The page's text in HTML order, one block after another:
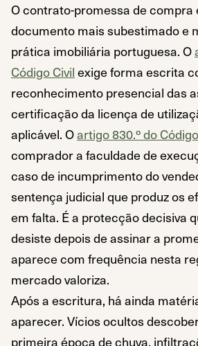
O contrato-promessa de compra
documento mais subestimado e
prática imobiliária portuguesa. O
Código Civil exige forma escrita
reconhecimento presencial das
certificação da licença de
aplicável. Oartigo 830.º do
comprador a faculdade de
caso de incumprimento do
sentença judicial que produz os
em falta. É a protecção decisiva
desiste depois de assinar a
aparece com frequência nesta
mercado valoriza.
Após a escritura, há ainda
aparecer. Vícios ocultos
primeira época de chuva,